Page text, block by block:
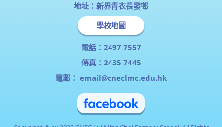
地址：新界青衣長發邨
學校地圖
電話：2497 7557
傳真：2435 7445
電郵： email@cneclmc.edu.hk